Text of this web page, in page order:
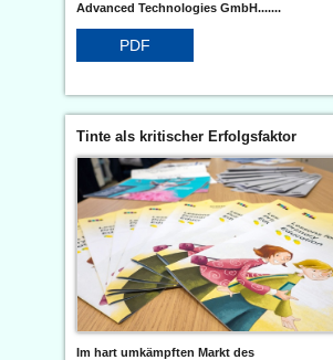
Advanced Technologies GmbH.......
PDF
Tinte als kritischer Erfolgsfaktor
Im hart umkämpften Markt des